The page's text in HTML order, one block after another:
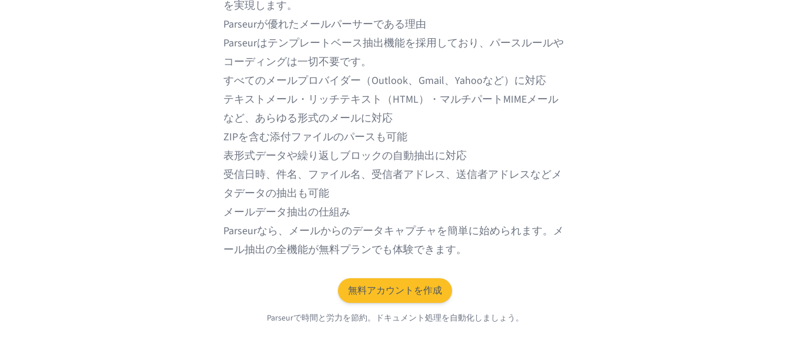
を実現します。
Parseurが優れたメールパーサーである理由
Parseurはテンプレートベース抽出機能を採用しており、パースルールや
コーディングは一切不要です。
すべてのメールプロバイダー（Outlook、 Gmail、Yahooなど）に対応
テキストメール・リッチテキスト（HTML）・マルチパートMIMEメール
など、あらゆる形式のメールに対応
ZIPを含む添付ファイルのパースも可能
表形式データや繰り返しブロックの自動抽出に対応
受信日時、件名、ファイル名、受信者アドレス、送信者アドレスなどメ
タデータの抽出も可能
メールデータ抽出の仕組み
Parseurなら、メールからのデータキャプチャを簡単に始められます。メ
ール抽出の全機能が無料プランでも体験できます。
無料アカウントを作成
Parseurで時間と労力を節約。ドキュメント処理を自動化しましょう。